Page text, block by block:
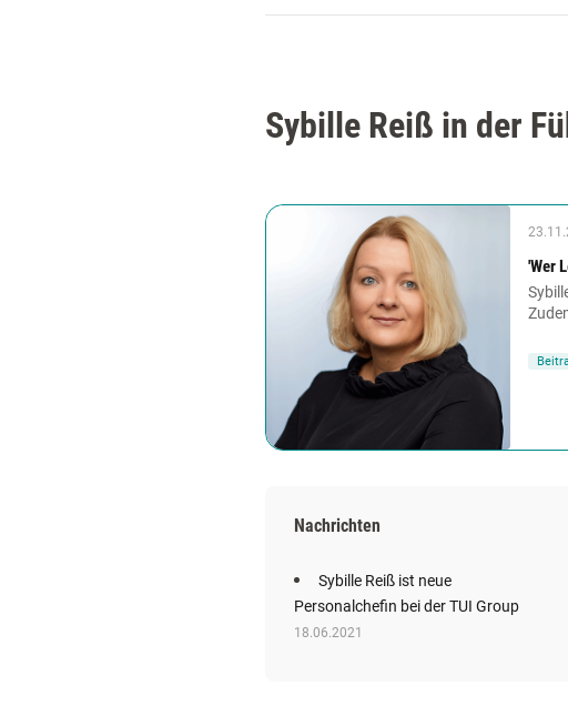
Sybille Reiß in der
'Wer
Nachrichten
Sybille Reiß ist neue
Personalchefin bei der TUI Group
18.06.2021